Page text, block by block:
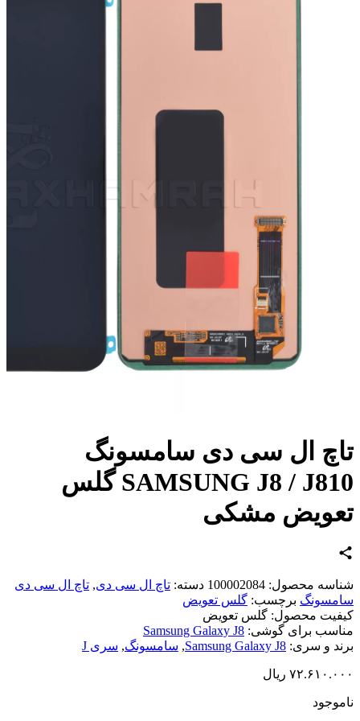
ال سی دی سامسونگ
SAMSUNG J8 / J810 گلس
مشکی
محصول:100002084 دسته:تاچ ال سی دی,تاچ ال سی دی
برچسب:گلس تعویض
محصول: گلس تعویض
برای گوشی: Samsung Galaxy J8
و سری: Samsung Galaxy J8
,سامسونگ,سری J
ریال